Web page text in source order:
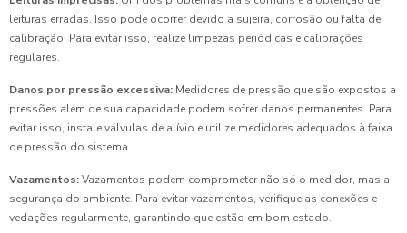
leituras erradas. Isso pode ocorrer devido a sujeira, corrosão ou falta de
calibração. Para evitar isso, realize limpezas periódicas e calibrações
regulares.
Danos por pressão excessiva: Medidores de pressão que são expostos a
pressões além de sua capacidade podem sofrer danos permanentes. Para
evitar isso, instale válvulas de alívio e utilize medidores adequados à faixa
de pressão do sistema.
Vazamentos:Vazamentos podem comprometer não só o medidor, mas a
segurança do ambiente. Para evitar vazamentos, verifique as conexões e
vedações regularmente, garantindo que estão em bom estado.